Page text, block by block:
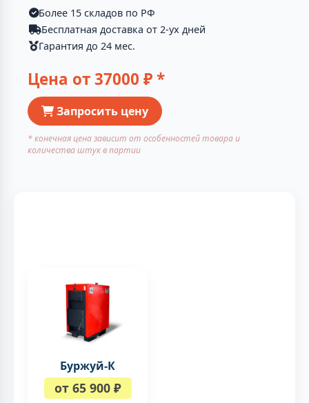
Более 15 складов по РФ
Бесплатная доставка от 2-ух дней
Гарантия до 24 мес.
Цена от37000 ₽ *
Запросить цену
* конечная цена зависит от особенностей товара и
количества штук в партии
Буржуй-К
от 65 900 ₽